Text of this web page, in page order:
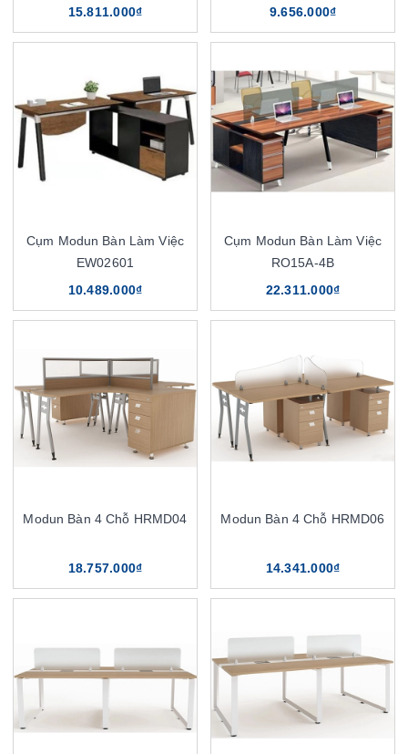
15.811.000₫
9.656.000₫
Cụm Modun Bàn Làm Việc
EW02601
10.489.000₫
Cụm Modun Bàn Làm Việc
RO15A-4B
22.311.000₫
Modun Bàn 4 Chỗ HRMD04
18.757.000₫
Modun Bàn 4 Chỗ HRMD06
14.341.000₫